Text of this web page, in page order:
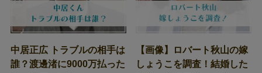
中居正広 トラブルの相手は
誰？渡邊渚に9000万払った
【画像】ロバート秋山の嫁
しょうこを調査！結婚した